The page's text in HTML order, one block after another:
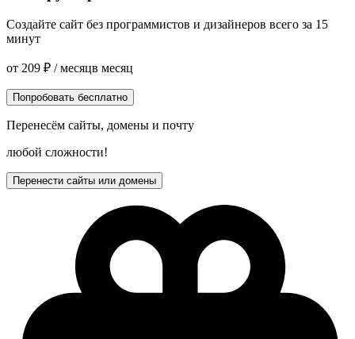
Создайте сайт без программистов и дизайнеров всего за 15
минут
от 209 ₽ / месяцв месяц
Попробовать бесплатно
Перенесём сайты, домены и почту
любой сложности!
Перенести сайты или домены